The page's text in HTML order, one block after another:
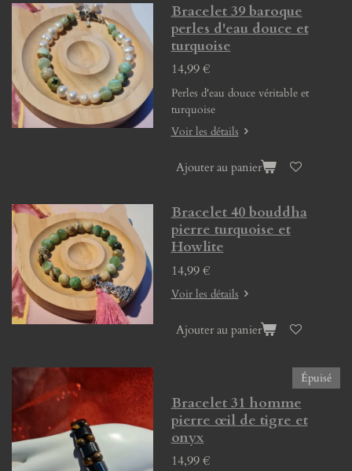
Bracelet 39 baroque
perles d'eau douce et
turquoise
14,99 €
Perles d'eau douce véritable et
turquoise
Voir les détails
Ajouter au panier
Bracelet 40 bouddha
pierre turquoise et
Howlite
14,99 €
Voir les détails
Ajouter au panier
Épuisé
Bracelet 31 homme
pierre œil de tigre et
onyx
14,99 €